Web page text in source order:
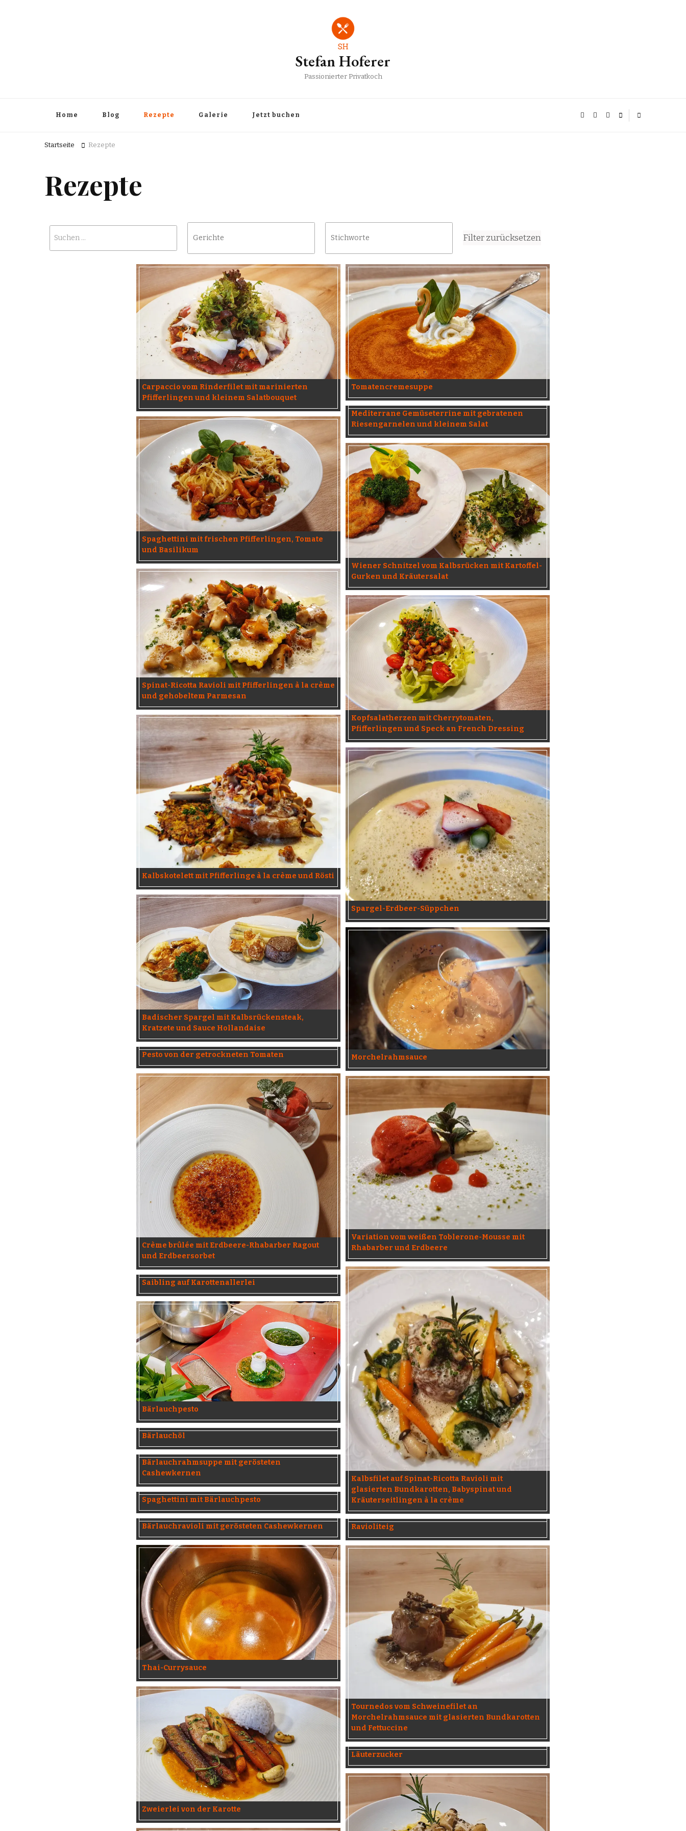
Stefan Hoferer
Passionierter Privatkoch
Home Blog Rezepte Galerie Jetzt buchen
Startseite Rezepte
Rezepte
Filter zurücksetzen
Carpaccio vom Rinderfilet mit marinierten
Pfifferlingen und kleinem Salatbouquet
Tomatencremesuppe
Mediterrane Gemüseterrine mit gebratenen
Riesengarnelen und kleinem Salat
Spaghettini mit frischen Pfifferlingen, Tomate
und Basilikum
Wiener Schnitzel vom Kalbsrücken mit Kartoffel-
Gurken und Kräutersalat
Spinat-Ricotta Ravioli mit Pfifferlingen à la crème
und gehobeltem Parmesan
Kalbskotelett mit Pfifferlinge à la crème und Rösti
Kopfsalatherzen mit Cherrytomaten,
Pfifferlingen und Speck an French Dressing
Badischer Spargel mit Kalbsrückensteak,
Kratzete und Sauce Hollandaise
Spargel-Erdbeer-Süppchen
Morchelrahmsauce
Pesto von der getrockneten Tomaten
Variation vom weißen Toblerone-Mousse mit
Rhabarber und Erdbeere
Crème brûlée mit Erdbeere-Rhabarber Ragout
und Erdbeersorbet
Kalbsfilet auf Spinat-Ricotta Ravioli mit
glasierten Bundkarotten, Babyspinat und
Kräuterseitlingen à la crème
Saibling auf Karottenallerlei
Bärlauchravioli mit gerösteten Cashewkernen
Spaghettini mit Bärlauchpesto
Bärlauchrahmsuppe mit gerösteten
Cashewkernen
Bärlauchöl
Bärlauchpesto
Ravioliteig
Thai-Currysauce
Tournedos vom Schweinefilet an
Morchelrahmsauce mit glasierten Bundkarotten
und Fettuccine
Zweierlei von der Karotte
Läuterzucker